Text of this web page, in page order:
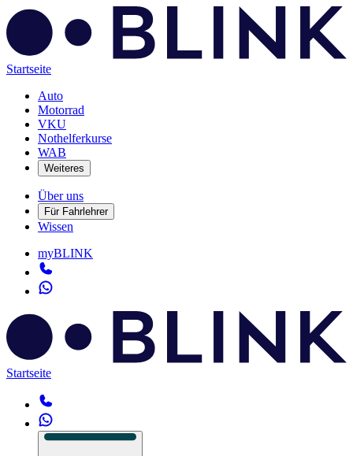
Startseite
Auto
Motorrad
VKU
Nothelferkurse
WAB
Weiteres
Über uns
Für Fahrlehrer
Wissen
myBLINK
Startseite